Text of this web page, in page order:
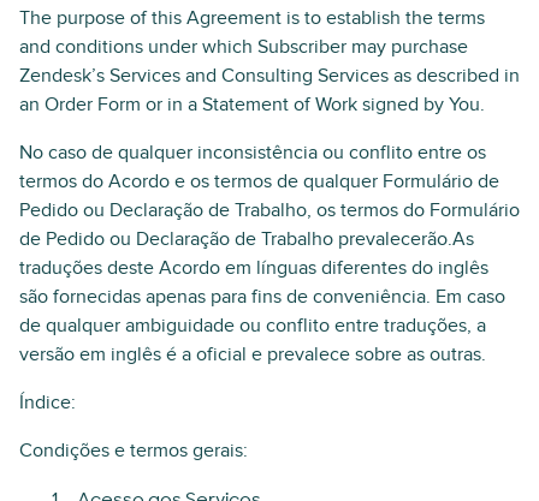
The purpose of this Agreement is to establish the terms
and conditions under which Subscriber may purchase
Zendesk’s Services and Consulting Services as described in
an Order Form or in a Statement of Work signed by You.
No caso de qualquer inconsistência ou conflito entre os
termos do Acordo e os termos de qualquer Formulário de
Pedido ou Declaração de Trabalho, os termos do Formulário
de Pedido ou Declaração de Trabalho prevalecerão.As
traduções deste Acordo em línguas diferentes do inglês
são fornecidas apenas para fins de conveniência. Em caso
de qualquer ambiguidade ou conflito entre traduções, a
versão em inglês é a oficial e prevalece sobre as outras.
Índice:
Condições e termos gerais: